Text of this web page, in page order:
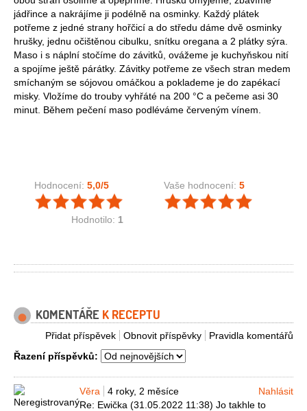
jádřince a nakrájíme ji podélně na osminky. Každý plátek
potřeme z jedné strany hořčicí a do středu dáme dvě osminky
hrušky, jednu očištěnou cibulku, snítku oregana a 2 plátky sýra.
Maso i s náplní stočíme do závitků, ovážeme je kuchyňskou nití
a spojíme ještě párátky. Závitky potřeme ze všech stran medem
smíchaným se sójovou omáčkou a poklademe je do zapékací
misky. Vložíme do trouby vyhřáté na 200 °C a pečeme asi 30
minut. Během pečení maso podléváme červeným vínem.
Hodnocení: 5,0/5
Hodnotilo: 1
Vaše hodnocení: 5
KOMENTÁŘE K RECEPTU
Pravidla komentářů
Obnovit příspěvky
Přidat příspěvek
Řazení příspěvků:
Věra 4 roky, 2 měsíce
Nahlásit
Re: Ewička (31.05.2022 11:38) Jo takhle to